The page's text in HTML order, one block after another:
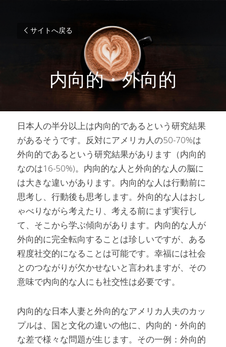
サイトへ戻る
内向的・外向的
日本人の半分以上は内向的であるという研究結果
があるそうです。反対にアメリカ人の50-70%は
外向的であるという研究結果があります（内向的
なのは16-50%)。内向的な人と外向的な人の脳に
は大きな違いがあります。内向的な人は行動前に
思考し、行動後も思考します。外向的な人はおし
ゃべりながら考えたり、考える前にまず実行し
て、そこから学ぶ傾向があります。内向的な人が
外向的に完全転向することは珍しいですが、ある
程度社交的になることは可能です。幸福には社会
とのつながりが欠かせないと言われますが、その
意味で内向的な人にも社交性は必要です。
内向的な日本人妻と外向的なアメリカ人夫のカッ
プルは、国と文化の違いの他に、内向的・外向的
な差で様々な問題が生じます。その一例：外向的